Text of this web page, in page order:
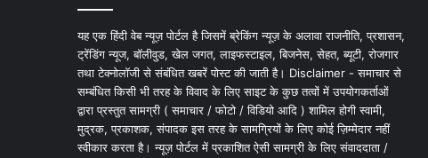
यह एक हिंदी वेब न्यूज़ पोर्टल है जिसमें ब्रेकिंग न्यूज़ के अलावा राजनीति, प्रशासन,
ट्रेंडिंग न्यूज, बॉलीवुड, खेल जगत, लाइफस्टाइल, बिजनेस, सेहत, ब्यूटी, रोजगार
तथा टेक्नोलॉजी से संबंधित खबरें पोस्ट की जाती है। Disclaimer - समाचार से
सम्बंधित किसी भी तरह के विवाद के लिए साइट के कुछ तत्वों में उपयोगकर्ताओं
द्वारा प्रस्तुत सामग्री ( समाचार / फोटो / विडियो आदि ) शामिल होगी स्वामी,
मुद्रक, प्रकाशक, संपादक इस तरह के सामग्रियों के लिए कोई ज़िम्मेदार नहीं
स्वीकार करता है। न्यूज़ पोर्टल में प्रकाशित ऐसी सामग्री के लिए संवाददाता /